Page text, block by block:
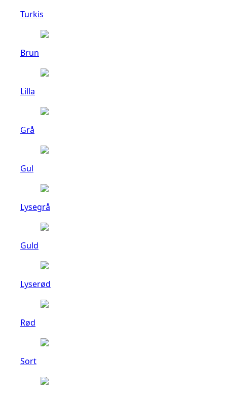
Turkis
Brun
Lilla
Grå
Gul
Lysegrå
Guld
Lyserød
Rød
Sort